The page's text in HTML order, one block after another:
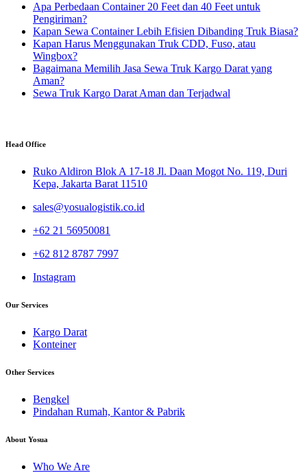
Apa Perbedaan Container 20 Feet dan 40 Feet untuk
Pengiriman?
Kapan Sewa Container Lebih Efisien Dibanding Truk Biasa?
Kapan Harus Menggunakan Truk CDD, Fuso, atau
Wingbox?
Bagaimana Memilih Jasa Sewa Truk Kargo Darat yang
Aman?
Sewa Truk Kargo Darat Aman dan Terjadwal
Head Office
Ruko Aldiron Blok A 17-18 Jl. Daan Mogot No. 119, Duri
Kepa, Jakarta Barat 11510
sales@yosualogistik.co.id
+62 21 56950081
+62 812 8787 7997
Instagram
Our Services
Kargo Darat
Konteiner
Other Services
Bengkel
Pindahan Rumah, Kantor & Pabrik
About Yosua
Who We Are